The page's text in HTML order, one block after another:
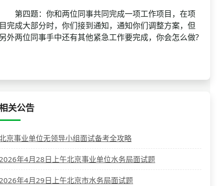
四题：你和两位同事共同完成一项工作项目，在项
完成大部分时，你们接到通知，通知你们调整方案，但
外两位同事手中还有其他紧急工作要完成，你会怎么做?
关公告
京事业单位无领导小组面试备考全攻略
年4月28日上午北京事业单位水务局面试题
年4月29日上午北京市水务局面试题